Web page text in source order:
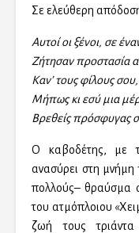
Σε ελεύθερη
Αυτοί οι ξένοι, σε
Ζήτησαν προστασία
Καν’ τους φίλους σου,
Μήπως κι εσύ μια
Βρεθείς πρόσφυγας
Ο καβοδέτης, με
ανασύρει στη μνήμη
πολλούς– θραύσμα
του ατμόπλοιου
ζωή τους τριάντα